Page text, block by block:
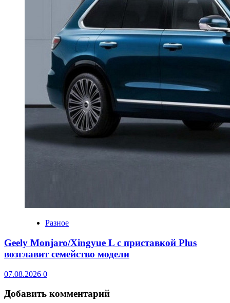
Разное
Geely Monjaro/Xingyue L с приставкой Plus
возглавит семейство модели
07.08.2026 0
Добавить комментарий